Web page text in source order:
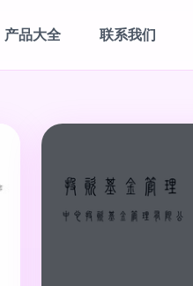
产品大全 联系我们